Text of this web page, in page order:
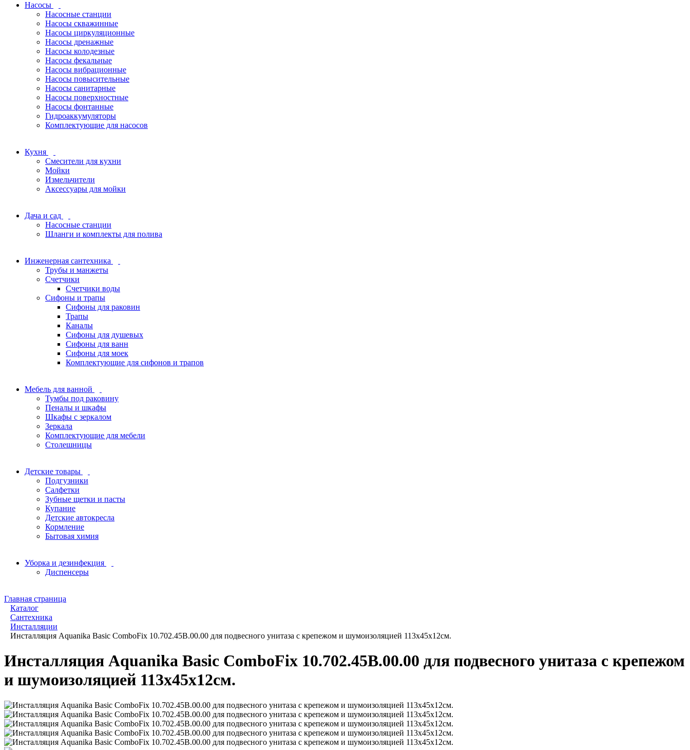
Насосы
Насосные станции
Насосы скважинные
Насосы циркуляционные
Насосы дренажные
Насосы колодезные
Насосы фекальные
Насосы вибрационные
Насосы повысительные
Насосы санитарные
Насосы поверхностные
Насосы фонтанные
Гидроаккумуляторы
Комплектующие для насосов
Кухня
Смесители для кухни
Мойки
Измельчители
Аксессуары для мойки
Дача и сад
Насосные станции
Шланги и комплекты для полива
Инженерная сантехника
Трубы и манжеты
Счетчики
Счетчики воды
Сифоны и трапы
Сифоны для раковин
Трапы
Каналы
Сифоны для душевых
Сифоны для ванн
Сифоны для моек
Комплектующие для сифонов и трапов
Мебель для ванной
Тумбы под раковину
Пеналы и шкафы
Шкафы с зеркалом
Зеркала
Комплектующие для мебели
Столешницы
Детские товары
Подгузники
Салфетки
Зубные щетки и пасты
Купание
Детские автокресла
Кормление
Бытовая химия
Уборка и дезинфекция
Диспенсеры
Главная страница
Каталог
Сантехника
Инсталляции
Инсталляция Aquanika Basic ComboFix 10.702.45B.00.00 для подвесного унитаза с крепежом и шумоизоляцией 113х45х12см.
Инсталляция Aquanika Basic ComboFix 10.702.45B.00.00 для подвесного унитаза с крепежом
и шумоизоляцией 113х45х12см.